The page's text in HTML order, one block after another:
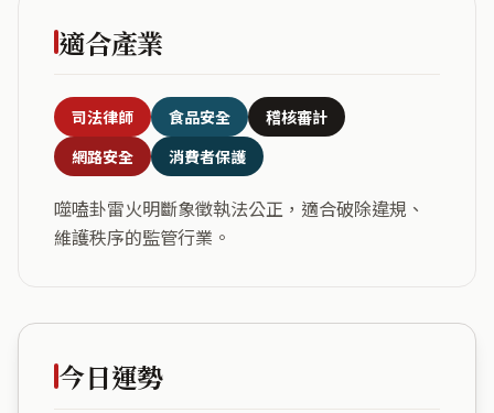
適合產業
司法律師 食品安全
稽核審計
網路安全
消費者保護
噬嗑卦雷火明斷象徵執法公正，適合破除違規、
維護秩序的監管行業。
今日運勢